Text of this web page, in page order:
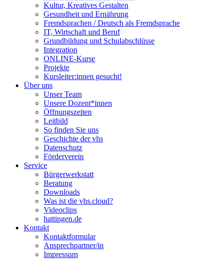
Kultur, Kreatives Gestalten
Gesundheit und Ernährung
Fremdsprachen / Deutsch als Fremdsprache
IT, Wirtschaft und Beruf
Grundbildung und Schulabschlüsse
Integration
ONLINE-Kurse
Projekte
Kursleiter:innen gesucht!
Über uns
Unser Team
Unsere Dozent*innen
Öffnungszeiten
Leitbild
So finden Sie uns
Geschichte der vhs
Datenschutz
Förderverein
Service
Bürgerwerkstatt
Beratung
Downloads
Was ist die vhs.cloud?
Videoclips
hattingen.de
Kontakt
Kontaktformular
Ansprechpartner/in
Impressum